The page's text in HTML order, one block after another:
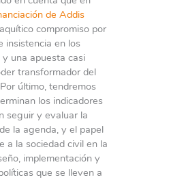
de Addis
compromiso por
insistencia en los
y una apuesta casi
transformador del
último, tendremos
los indicadores
seguir y evaluar la
la agenda, y el papel
a la sociedad civil en la
implementación y
que se lleven a